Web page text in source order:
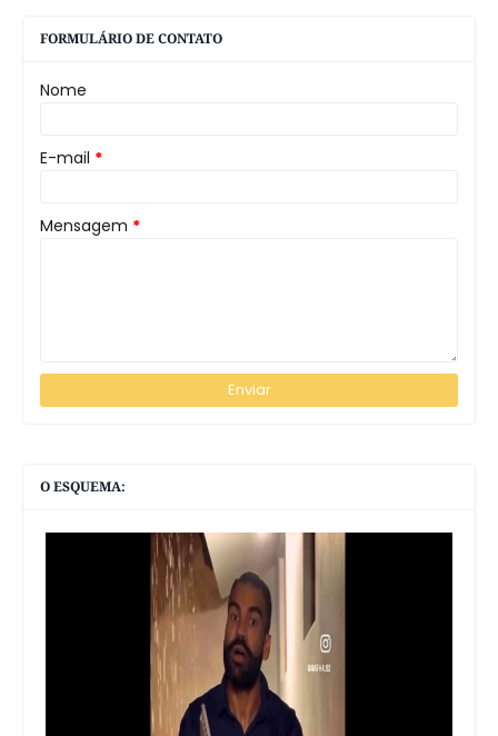
FORMULÁRIO DE CONTATO
Nome
E-mail *
Mensagem *
O ESQUEMA: